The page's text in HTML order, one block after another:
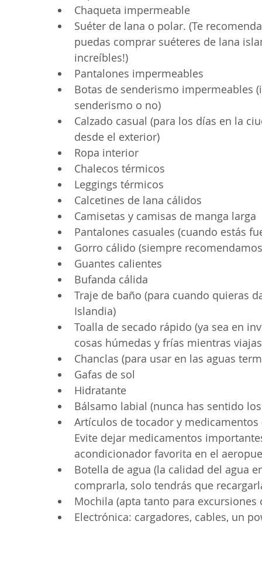
Chaqueta impermeable
Suéter de lana o polar. (Te
puedas comprar suéteres de lana
increíbles!)
Pantalones impermeables
Botas de senderismo impermeables
senderismo o no)
Calzado casual (para los días en la
desde el exterior)
Ropa interior
Chalecos térmicos
Leggings térmicos
Calcetines de lana cálidos
Camisetas y camisas de manga larga
Pantalones casuales (cuando estás
Gorro cálido (siempre
Guantes calientes
Bufanda cálida
Traje de baño (para cuando quieras
Islandia)
Toalla de secado rápido (ya sea en
cosas húmedas y frías mientras
Chanclas (para usar en las aguas
Gafas de sol
Hidratante
Bálsamo labial (nunca has sentido
Artículos de tocador y
Evite dejar medicamentos
acondicionador favorita en el
Botella de agua (la calidad del agua
comprarla, solo tendrás que
Mochila (apta tanto para excursiones
Electrónica: cargadores, cables, un